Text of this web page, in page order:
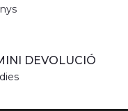
DEVOLUCIÓ